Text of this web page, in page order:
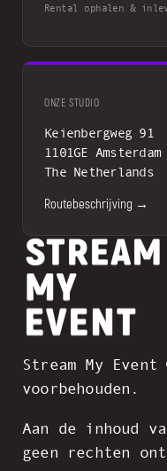
Rental ophalen &
ONZE STUDIO
Keienbergweg 91
1101GE Amsterdam
The Netherlands
Routebeschrijving →
Stream My
voorbehouden.
Aan de inhoud
geen rechten